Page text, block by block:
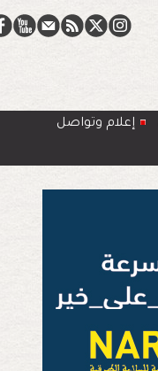
إعلام وتواصل